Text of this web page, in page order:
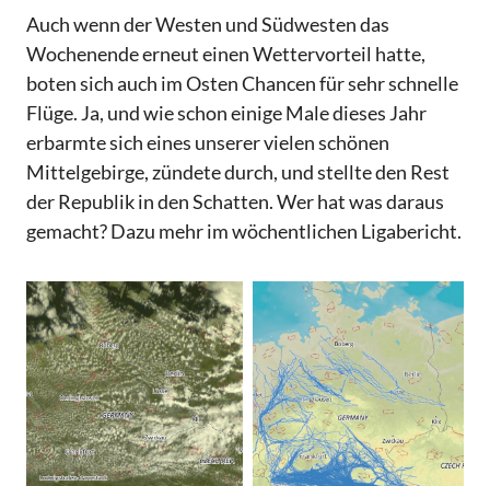
Auch wenn der Westen und Südwesten das
Wochenende erneut einen Wettervorteil hatte,
boten sich auch im Osten Chancen für sehr schnelle
Flüge. Ja, und wie schon einige Male dieses Jahr
erbarmte sich eines unserer vielen schönen
Mittelgebirge, zündete durch, und stellte den Rest
der Republik in den Schatten. Wer hat was daraus
gemacht? Dazu mehr im wöchentlichen Ligabericht.